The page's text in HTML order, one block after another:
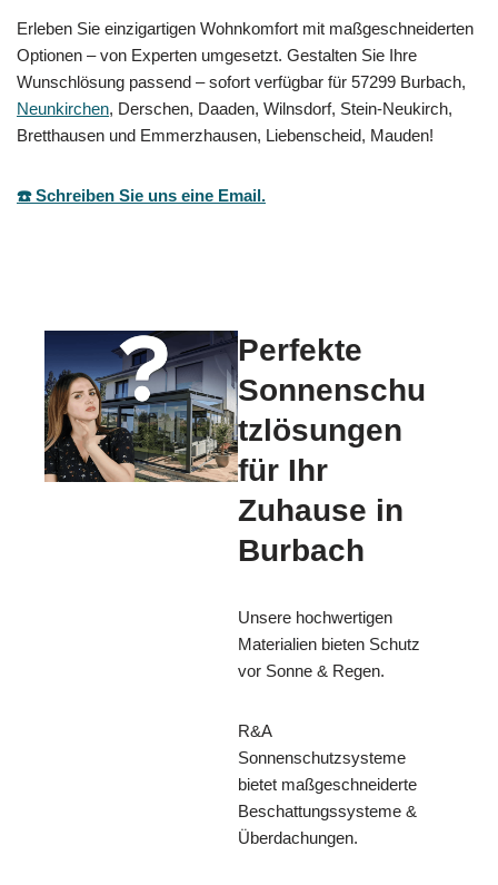
Erleben Sie einzigartigen Wohnkomfort mit maßgeschneiderten
Optionen – von Experten umgesetzt. Gestalten Sie Ihre
Wunschlösung passend – sofort verfügbar für 57299 Burbach,
Neunkirchen, Derschen, Daaden, Wilnsdorf, Stein-Neukirch,
Bretthausen und Emmerzhausen, Liebenscheid, Mauden!
☎️ Schreiben Sie uns eine Email.
Perfekte
Sonnenschu
tzlösungen
für Ihr
Zuhause in
Burbach
Unsere hochwertigen
Materialien bieten Schutz
vor Sonne & Regen.
R&A
Sonnenschutzsysteme
bietet maßgeschneiderte
Beschattungssysteme &
Überdachungen.